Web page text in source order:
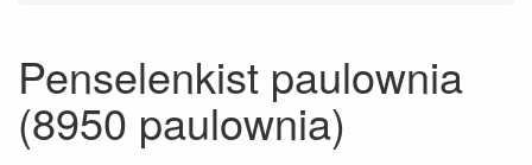
Penselenkist paulownia
(8950 paulownia)